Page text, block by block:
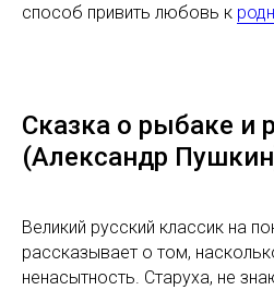
способ привить любовь к
Сказка о рыбаке и
(Александр
Великий русский классик на
рассказывает о том,
ненасытность. Старуха, не